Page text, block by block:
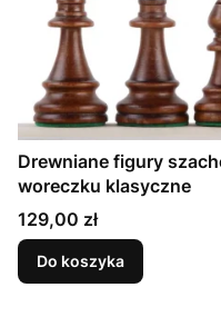
Drewniane figury
woreczku klasyczne
Cena
129,00 zł
Do koszyka